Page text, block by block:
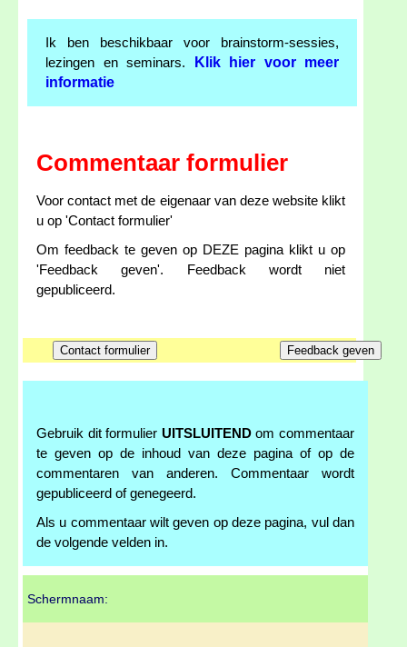
Ik ben beschikbaar voor brainstorm-sessies,
lezingen en seminars.
Klik hier voor meer
informatie
Commentaar formulier
Voor contact met de eigenaar van deze website klikt
u op 'Contact formulier'
Om feedback te geven op DEZE pagina klikt u op
'Feedback geven'. Feedback wordt niet
gepubliceerd.
Gebruik dit formulier UITSLUITENDom commentaar
te geven op de inhoud van deze pagina of op de
commentaren van anderen. Commentaar wordt
gepubliceerd of genegeerd.
Als u commentaar wilt geven op deze pagina, vul dan
de volgende velden in.
Schermnaam: